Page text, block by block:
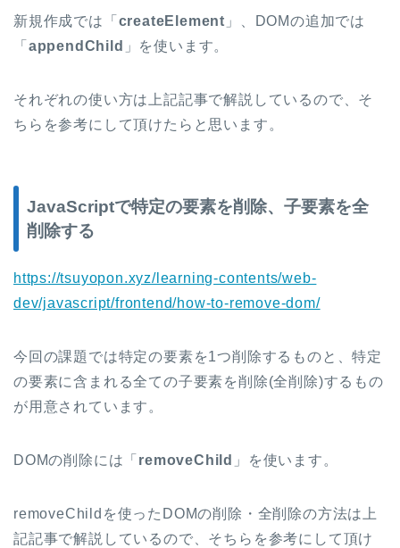
新規作成では「 createElement 」、DOMの追加では
「 appendChild 」を使います。
それぞれの使い方は上記記事で解説しているので、そ
ちらを参考にして頂けたらと思います。
JavaScriptで特定の要素を削除、子要素を全
削除する
https://tsuyopon.xyz/learning-contents/web-
dev/javascript/frontend/how-to-remove-dom/
今回の課題では特定の要素を1つ削除するものと、特定
の要素に含まれる全ての子要素を削除(全削除)するもの
が用意されています。
DOMの削除には「 removeChild 」を使います。
removeChildを使ったDOMの削除・全削除の方法は上
記記事で解説しているので、そちらを参考にして頂け